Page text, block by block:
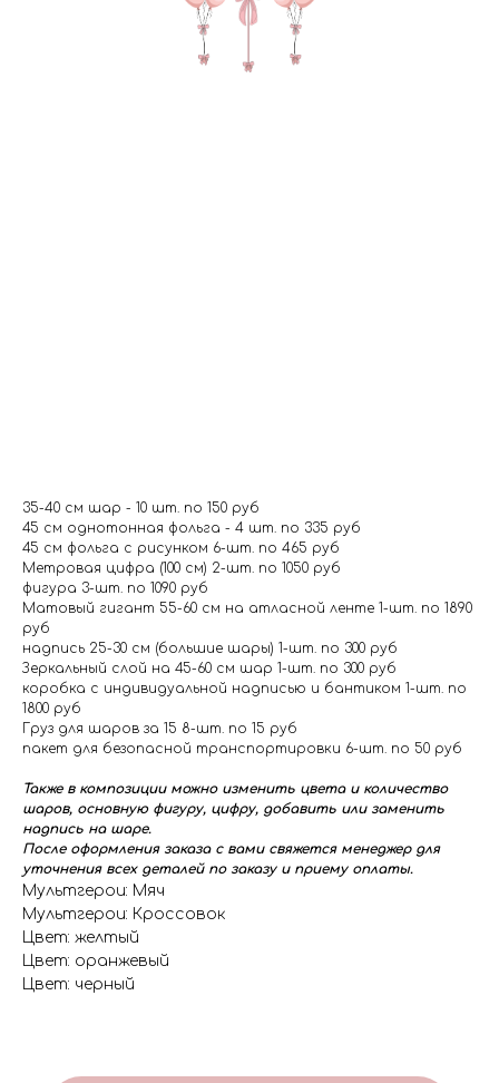
№ 4642 Набор шаров для мальчика с
ВАУ коробкой "Будущему
35-40 см шар - 10 шт. по 150 руб
45 см однотонная фольга - 4 шт. по 335 руб
45 см фольга с рисунком 6-шт. по 465 руб
Метровая цифра (100 см) 2-шт. по 1050 руб
фигура 3-шт. по 1090 руб
Матовый гигант 55-60 см на атласной ленте 1-шт. по 1890
руб
надпись 25-30 см (большие шары) 1-шт. по 300 руб
Зеркальный слой на 45-60 см шар 1-шт. по 300 руб
коробка с индивидуальной надписью и бантиком 1-шт. по
1800 руб
Груз для шаров за 15 8-шт. по 15 руб
пакет для безопасной транспортировки 6-шт. по 50 руб
Также в композиции можно изменить цвета и количество
шаров, основную фигуру, цифру, добавить или заменить
надпись на шаре.
После оформления заказа с вами свяжется менеджер для
уточнения всех деталей по заказу и приему оплаты.
Мультгерои: Мяч
Мультгерои: Кроссовок
Цвет: желтый
Цвет: оранжевый
Цвет: черный